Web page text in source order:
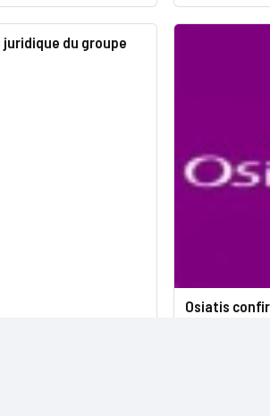
du groupe
Osiatis